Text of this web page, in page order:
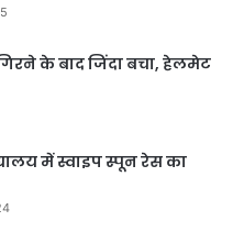
के बाद जिंदा बचा, हेलमेट
में स्वाइप स्पून रेस का